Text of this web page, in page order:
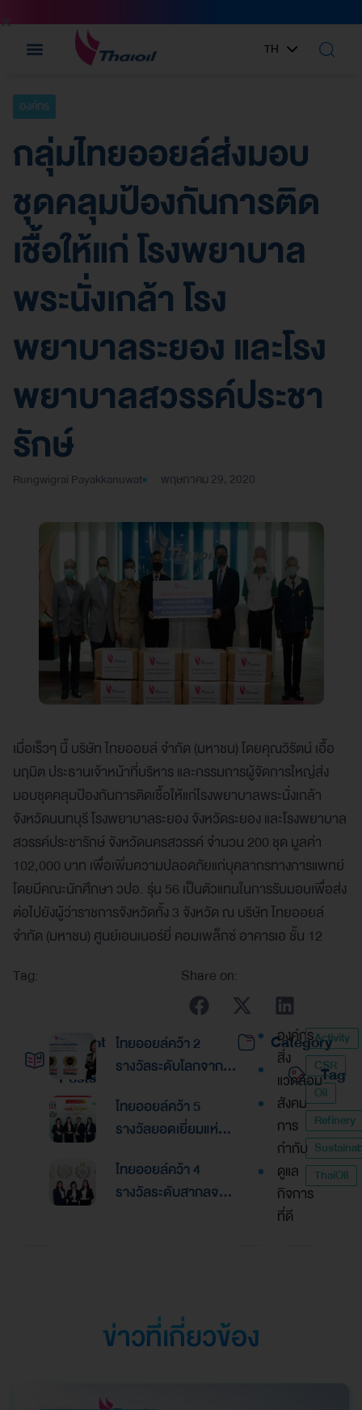
TH
EN
องค์กร
กลุ่มไทยออยล์ส่งมอบ
ชุดคลุมป้องกันการติด
เชื้อให้แก่ โรงพยาบาล
พระนั่งเกล้า โรง
พยาบาลระยอง และโรง
พยาบาลสวรรค์ประชา
รักษ์
Rungwigrai Payakkanuwat พฤษภาคม 29, 2020
เมื่อเร็วๆ นี้ บริษัท ไทยออยล์ จำกัด (มหาชน) โดยคุณวิรัตน์ เอื้อ
นฤมิต ประธานเจ้าหน้าที่บริหาร และกรรมการผู้จัดการใหญ่ส่ง
มอบชุดคลุมป้องกันการติดเชื้อให้แก่โรงพยาบาลพระนั่งเกล้า
จังหวัดนนทบุรี โรงพยาบาลระยอง จังหวัดระยอง และโรงพยาบาล
สวรรค์ประชารักษ์ จังหวัดนครสวรรค์ จำนวน 200 ชุด มูลค่า
102,000 บาท เพื่อเพิ่มความปลอดภัยแก่บุคลากรทางการแพทย์
โดยมีคณะนักศึกษา วปอ. รุ่น 56 เป็นตัวแทนในการรับมอบเพื่อส่ง
ต่อไปยังผู้ว่าราชการจังหวัดทั้ง 3 จังหวัด ณ บริษัท ไทยออยล์
จำกัด (มหาชน) ศูนย์เอนเนอร์ยี่ คอมเพล็กซ์ อาคารเอ ชั้น 12
Tag:
Share on:
Recent
Posts
ไทยออยล์คว้า 2
รางวัลระดับโลกจาก
Finance Awards
2026ตอกย้ำความเป็น
เลิศด้านการบริหาร
การเงินและการระดม
ทุน
ไทยออยล์คว้า 5
รางวัลยอดเยี่ยมแห่ง
รางวัล “Asian
Excellence Award
ไทยออยล์คว้า 4
รางวัลระดับสากลจาก
Category
องค์กร
สิ่ง
แวดล้อม
สังคม
การ
กำกับ
ดูแล
กิจการ
ที่ดี
Tag
Activity
CSR
Oil
Refinery
ThaiOil
ข่าวที่เกี่ยวข้อง